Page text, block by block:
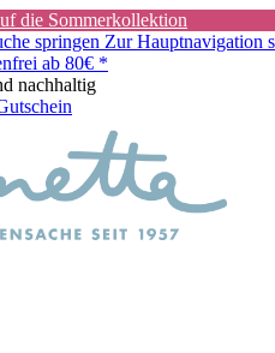
die Sommerkollektion
springen Zur Hauptnavigation
ab 80€ *
nachhaltig